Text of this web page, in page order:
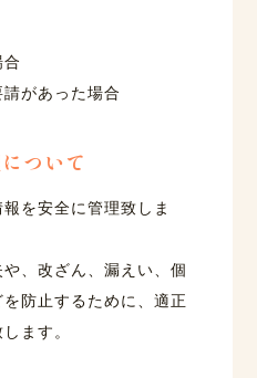
合
請があった場合
ついて
を安全に管理致しま
、改ざん、漏えい、個
防止するために、適正
ます。